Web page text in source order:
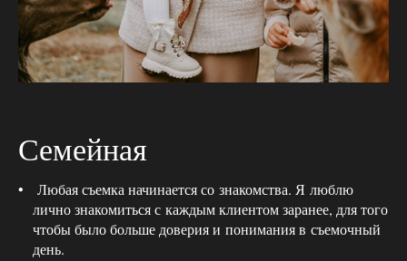
Семейная
Любая съемка начинается со знакомства. Я люблю
лично знакомиться с каждым клиентом заранее, для того
чтобы было больше доверия и понимания в съемочный
день.